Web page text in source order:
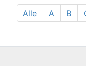
Alle A B